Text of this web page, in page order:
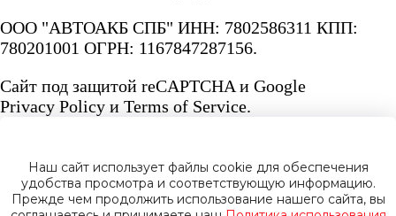
ООО "АВТОАКБ СПБ" ИНН: 7802586311 КПП:
780201001 ОГРН: 1167847287156.
Сайт под защитой reCAPTCHA и Google
Privacy Policy и Terms of Service.
Наш сайт использует файлы cookie для обеспечения
удобства просмотра и соответствующую информацию.
Прежде чем продолжить использование нашего сайта, вы